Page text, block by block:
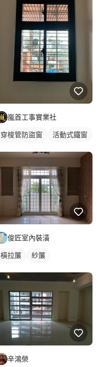
嵐首工事實業社
穿梭管防盜窗
活動式鐵窗
俊匠室內裝潢
橫拉簾
紗簾
辛鴻榮